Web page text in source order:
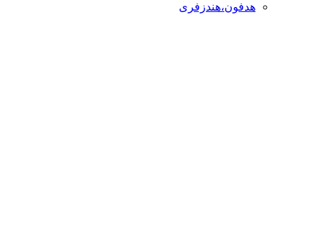
هدفون،هندزفری